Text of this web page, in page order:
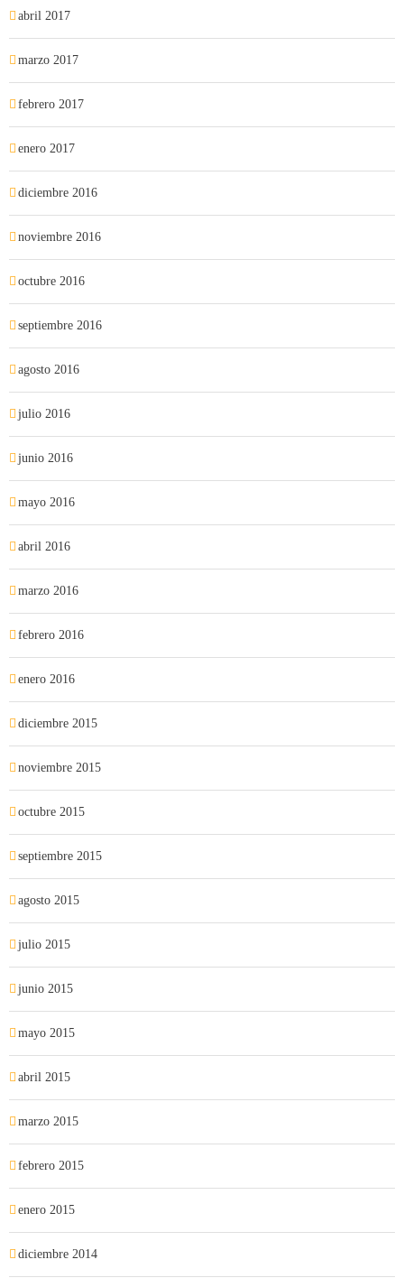
abril 2017
marzo 2017
febrero 2017
enero 2017
diciembre 2016
noviembre 2016
octubre 2016
septiembre 2016
agosto 2016
julio 2016
junio 2016
mayo 2016
abril 2016
marzo 2016
febrero 2016
enero 2016
diciembre 2015
noviembre 2015
octubre 2015
septiembre 2015
agosto 2015
julio 2015
junio 2015
mayo 2015
abril 2015
marzo 2015
febrero 2015
enero 2015
diciembre 2014